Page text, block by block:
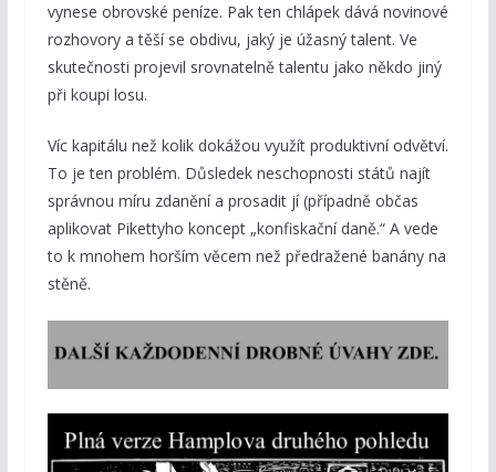
vynese obrovské peníze. Pak ten chlápek dává novinové
rozhovory a těší se obdivu, jaký je úžasný talent. Ve
skutečnosti projevil srovnatelně talentu jako někdo jiný
při koupi losu.
Víc kapitálu než kolik dokážou využít produktivní odvětví.
To je ten problém. Důsledek neschopnosti států najít
správnou míru zdanění a prosadit jí (případně občas
aplikovat Pikettyho koncept „konfiskační daně.“ A vede
to k mnohem horším věcem než předražené banány na
stěně.